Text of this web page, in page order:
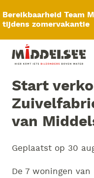
Bereikbaarheid Team
tijdens zomervakantie
Start
van
Geplaatst op 30
De 7 woningen